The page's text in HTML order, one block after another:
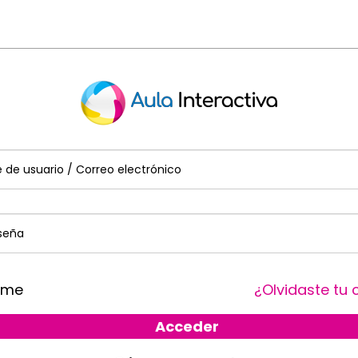
¿Olvidaste tu
Acceder